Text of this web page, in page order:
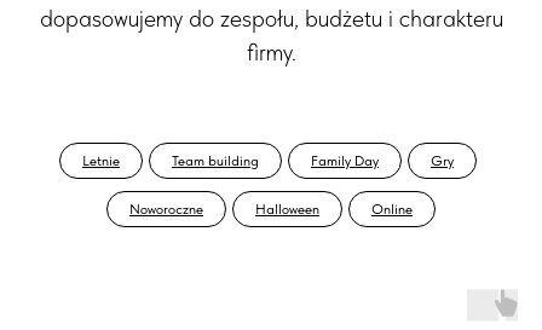
dopasowujemy do zespołu, budżetu i charakteru
firmy.
Letnie Team building Family Day Gry
Noworoczne Halloween Online